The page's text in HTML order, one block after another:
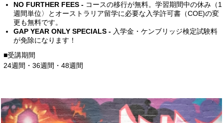
NO FURTHER FEES - コースの移行が無料。学習期間中の休み（1
週間単位〉とオーストラリア留学に必要な入学許可書（COE)の変
更も無料です。
GAP YEAR ONLY SPECIALS - 入学金・ケンブリッジ検定試験料
が免除になります！
■受講期間
24週間・36週間・48週間